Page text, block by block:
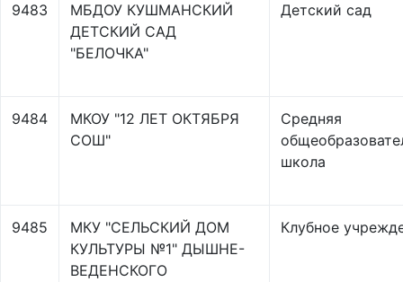
9483
МБДОУ КУШМАНСКИЙ
ДЕТСКИЙ САД
"БЕЛОЧКА"
Детский сад
9484
МКОУ "12 ЛЕТ ОКТЯБРЯ
СОШ"
Средняя
школа
9485
МКУ "СЕЛЬСКИЙ ДОМ
КУЛЬТУРЫ №1" ДЫШНЕ-
ВЕДЕНСКОГО
Клубное